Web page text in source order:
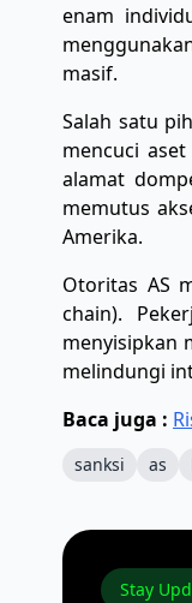
enam
masif.
​Salah satu
mencuci
alamat
memutus
Amerika.
​Otoritas AS
chain).
menyisipkan
melindungi
Baca juga :
sanksi as
Stay